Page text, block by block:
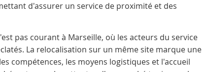
d'assurer un service de proximité et des
pas courant à Marseille, où les acteurs du service
La relocalisation sur un même site marque une
compétences, les moyens logistiques et l'accueil